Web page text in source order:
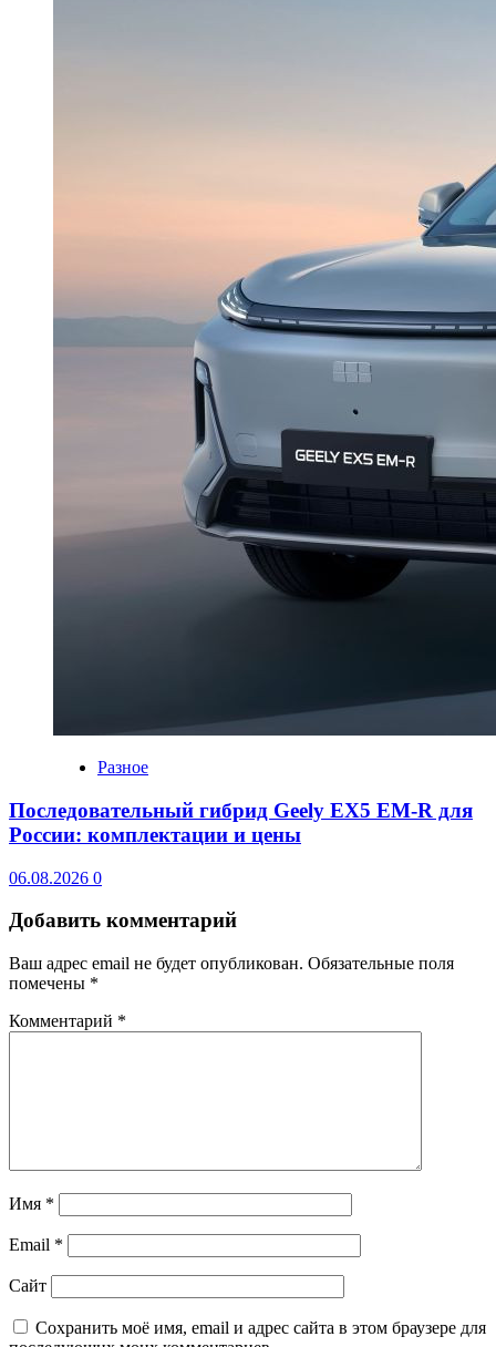
Разное
Последовательный гибрид Geely EX5 EM-R для
России: комплектации и цены
06.08.2026 0
Добавить комментарий
Ваш адрес email не будет опубликован. Обязательные поля
помечены *
Комментарий *
Имя *
Email *
Сайт
Сохранить моё имя, email и адрес сайта в этом браузере для